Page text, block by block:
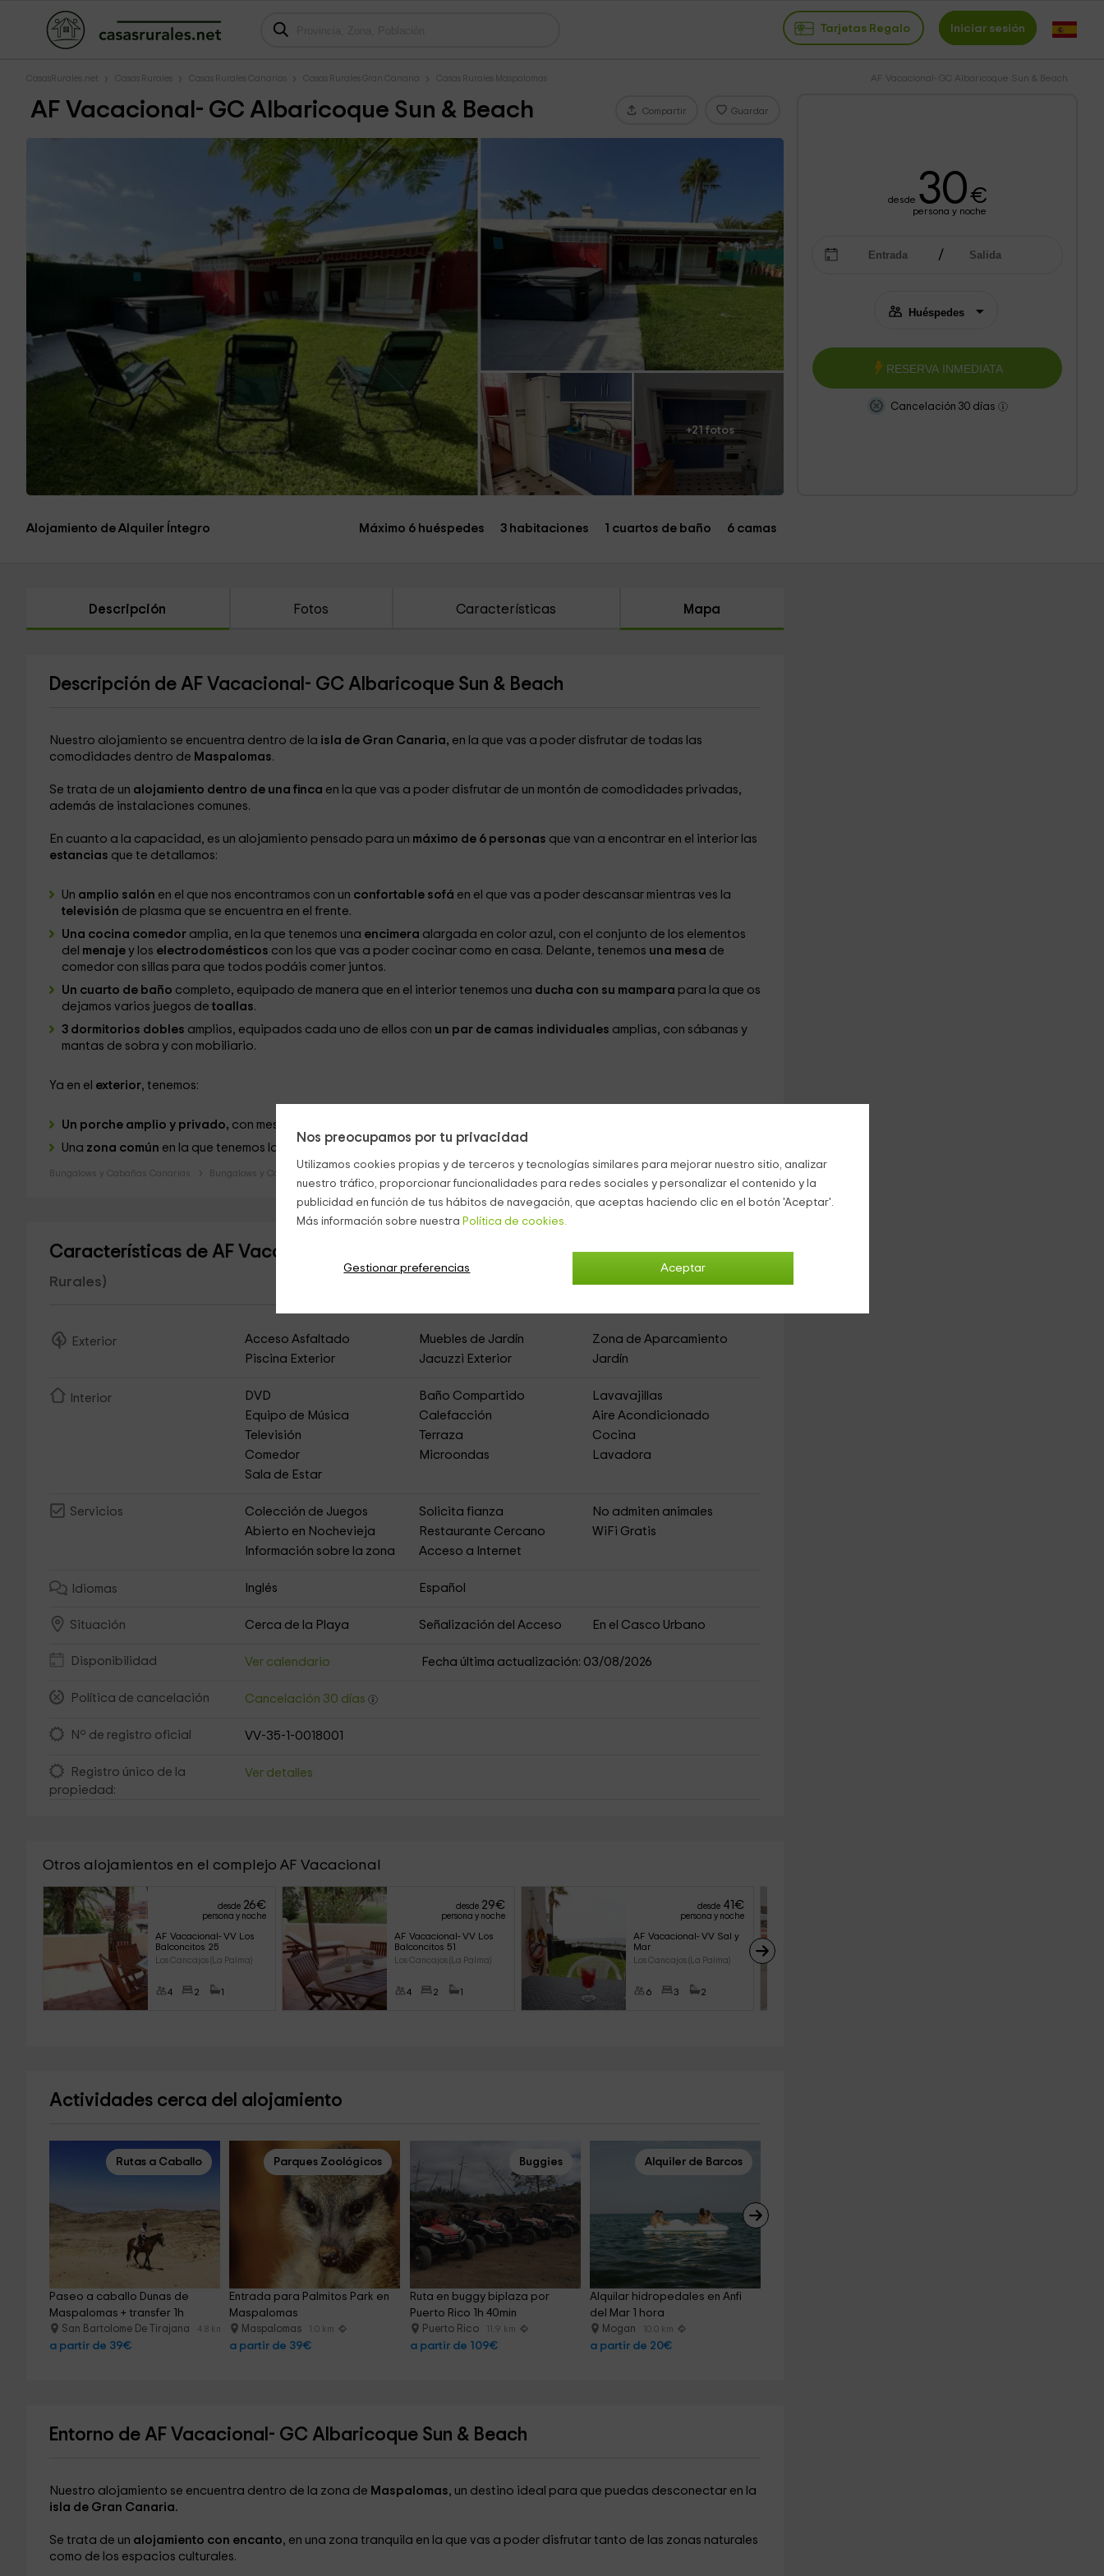
Nos preocupamos por tu privacidad
Utilizamos cookies propias y de terceros y tecnologías similares para mejorar nuestro sitio, analizar
nuestro tráfico, proporcionar funcionalidades para redes sociales y personalizar el contenido y la
publicidad en función de tus hábitos de navegación, que aceptas haciendo clic en el botón 'Aceptar'.
Más información sobre nuestra Política de cookies.
Aceptar
Gestionar preferencias
Tarjetas Regalo Iniciar sesión
CasasRurales.net Casas Rurales Casas Rurales Canarias Casas Rurales Gran Canaria Casas Rurales Maspalomas AF Vacacional- GC Albaricoque Sun & Beach
AF Vacacional- GC Albaricoque Sun & Beach Compartir Guardar
+21 fotos
desde 30€
persona y noche
RESERVA INMEDIATA
Cancelación 30 días
Alojamiento de Alquiler Íntegro Máximo 6 huéspedes 3 habitaciones 1 cuartos de baño 6 camas
Descripción Fotos Características Mapa
Descripción de AF Vacacional- GC Albaricoque Sun & Beach
Nuestro alojamiento se encuentra dentro de la isla de Gran Canaria, en la que vas a poder disfrutar de todas las
comodidades dentro de Maspalomas.
Se trata de un alojamiento dentro de una finca en la que vas a poder disfrutar de un montón de comodidades privadas,
además de instalaciones comunes.
En cuanto a la capacidad, es un alojamiento pensado para un máximo de 6 personas que van a encontrar en el interior las
estancias que te detallamos:
Un amplio salón en el que nos encontramos con un confortable sofá en el que vas a poder descansar mientras ves la
televisión de plasma que se encuentra en el frente.
Una cocina comedor amplia, en la que tenemos una encimera alargada en color azul, con el conjunto de los elementos
del menaje y los electrodomésticos con los que vas a poder cocinar como en casa. Delante, tenemos una mesa de
comedor con sillas para que todos podáis comer juntos.
Un cuarto de baño completo, equipado de manera que en el interior tenemos una ducha con su mampara para la que os
dejamos varios juegos de toallas.
3 dormitorios dobles amplios, equipados cada uno de ellos con un par de camas individuales amplias, con sábanas y
mantas de sobra y con mobiliario.
Ya en el exterior, tenemos:
Un porche amplio y privado, con mesa y sillas frente al jardín en el que tenemos el
Una zona común en la que tenemos la .
Bungalows y Cabañas Canarias Bungalows y Cabañas Gran Canaria Bungalows y Cabañas Maspalomas
Características de AF Vacacional- GC Albaricoque Sun & Beach(Bungalows/Cabañas
Rurales)
Exterior Acceso Asfaltado Muebles de Jardín
Zona de Aparcamiento
Piscina Exterior
Jacuzzi Exterior Jardín
Interior DVD Baño Compartido
Lavavajillas
Equipo de Música
Calefacción
Aire Acondicionado
Televisión
Terraza
Cocina
Comedor
Microondas
Lavadora
Sala de Estar
Servicios Colección de Juegos Solicita fianza
No admiten animales
Abierto en Nochevieja
Restaurante Cercano
WiFi Gratis
Información sobre la zona
Acceso a Internet
Idiomas Inglés Español
Situación Cerca de la Playa Señalización del Acceso En el Casco Urbano
Disponibilidad Ver calendario Fecha última actualización: 03/08/2026
Política de cancelación Cancelación 30 días
Nº de registro oficial VV-35-1-0018001
Registro único de la
propiedad:
Ver detalles
Otros alojamientos en el complejo AF Vacacional
desde 26€
persona y noche
AF Vacacional- VV Los
Balconcitos 25
Los Cancajos (La Palma)
4 2 1
desde 29€
persona y noche
AF Vacacional- VV Los
Balconcitos 51
Los Cancajos (La Palma)
4 2 1
desde 41€
persona y noche
AF Vacacional- VV Sal y
Mar
Los Cancajos (La Palma)
6 3 2
Actividades cerca del alojamiento
Rutas a Caballo
Paseo a caballo Dunas de
Maspalomas + transfer 1h
San Bartolome De Tirajana 4.8 km
a partir de 39€
Parques Zoológicos
Entrada para Palmitos Park en
Maspalomas
Maspalomas 1.0 km
a partir de 39€
Buggies
Ruta en buggy biplaza por
Puerto Rico 1h 40min
Puerto Rico 11.9 km
a partir de 109€
Alquiler de Barcos
Alquilar hidropedales en Anfi
del Mar 1 hora
Mogan 10.0 km
a partir de 20€
Entorno de AF Vacacional- GC Albaricoque Sun & Beach
Nuestro alojamiento se encuentra dentro de la zona de Maspalomas, un destino ideal para que puedas desconectar en la
isla de Gran Canaria.
Se trata de un alojamiento con encanto, en una zona tranquila en la que vas a poder disfrutar tanto de las zonas naturales
como de los espacios culturales.